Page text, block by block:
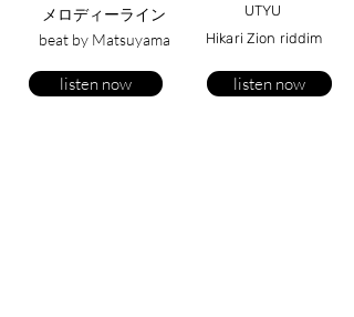
メロディーライン
beat by Matsuyama
​Hikari Zion riddim
​UTYU
listen now listen now